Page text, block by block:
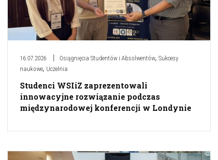
16.07.2026 Osiągnięcia Studentów i Absolwentów, Sukcesy
naukowe, Uczelnia
Studenci WSIiZ zaprezentowali
innowacyjne rozwiązanie podczas
międzynarodowej konferencji w Londynie